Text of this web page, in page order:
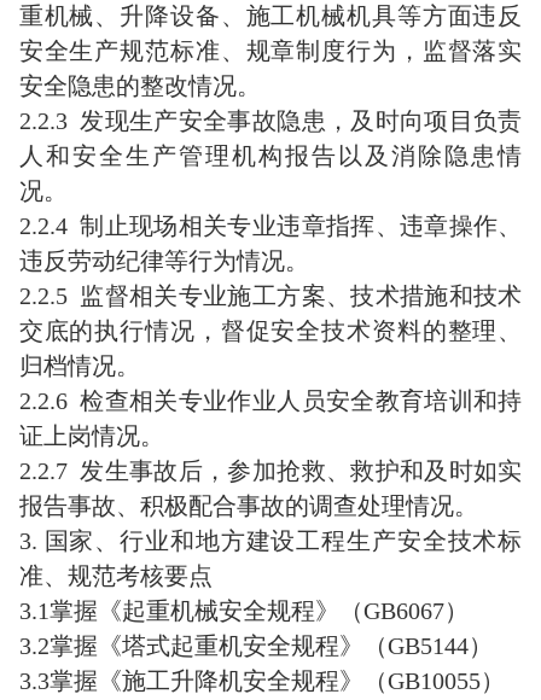
重机械、升降设备、施工机械机具等方面违反
安全生产规范标准、规章制度行为，监督落实
安全隐患的整改情况。
2.2.3 发现生产安全事故隐患，及时向项目负责
人和安全生产管理机构报告以及消除隐患情
况。
2.2.4 制止现场相关专业违章指挥、违章操作、
违反劳动纪律等行为情况。
2.2.5 监督相关专业施工方案、技术措施和技术
交底的执行情况，督促安全技术资料的整理、
归档情况。
2.2.6 检查相关专业作业人员安全教育培训和持
证上岗情况。
2.2.7 发生事故后，参加抢救、救护和及时如实
报告事故、积极配合事故的调查处理情况。
3. 国家、行业和地方建设工程生产安全技术标
准、规范考核要点
3.1掌握《起重机械安全规程》（GB6067）
3.2掌握《塔式起重机安全规程》（GB5144）
3.3掌握《施工升降机安全规程》（GB10055）